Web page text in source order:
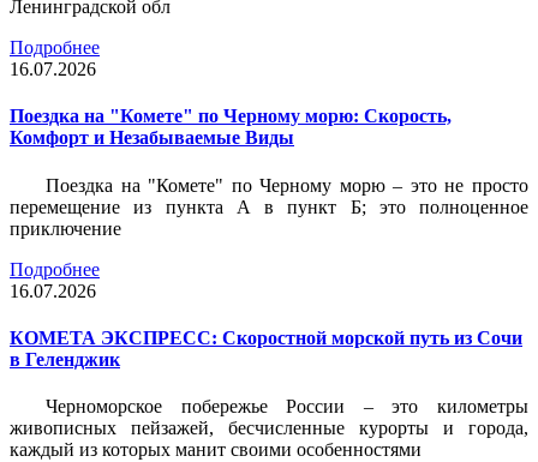
Ленинградской обл
Подробнее
16.07.2026
Поездка на "Комете" по Черному морю: Скорость,
Комфорт и Незабываемые Виды
Поездка на "Комете" по Черному морю – это не просто
перемещение из пункта А в пункт Б; это полноценное
приключение
Подробнее
16.07.2026
КОМЕТА ЭКСПРЕСС: Скоростной морской путь из Сочи
в Геленджик
Черноморское побережье России – это километры
живописных пейзажей, бесчисленные курорты и города,
каждый из которых манит своими особенностями